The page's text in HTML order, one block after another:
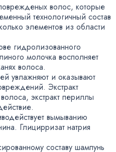
волос, которые
технологичный состав
элементов из области
гидролизованного
молочка восполняет
волоса.
увлажняют и оказывают
Экстракт
волоса, экстракт периллы
вымыванию
Глицирризат натрия
составу шампунь